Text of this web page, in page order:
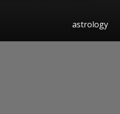
astrology